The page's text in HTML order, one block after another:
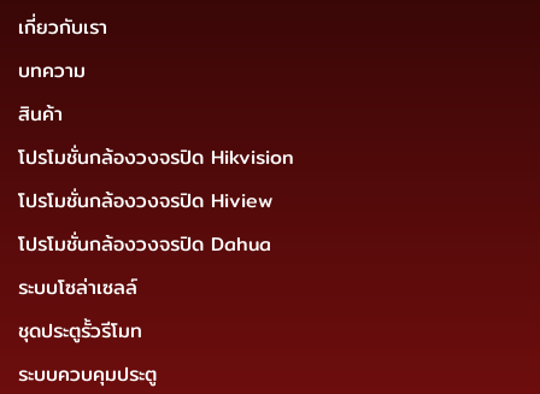
เกี่ยวกับเรา
บทความ
สินค้า
โปรโมชั่นกล้องวงจรปิด Hikvision
โปรโมชั่นกล้องวงจรปิด Hiview
โปรโมชั่นกล้องวงจรปิด Dahua
ระบบโซล่าเซลล์
ชุดประตูรั้วรีโมท
ระบบควบคุมประตู